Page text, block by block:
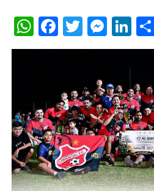
WhatsApp
Facebook
Twitter